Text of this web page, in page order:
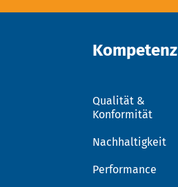
Kompetenz
Qualität &
Konformität
Nachhaltigkeit
Performance